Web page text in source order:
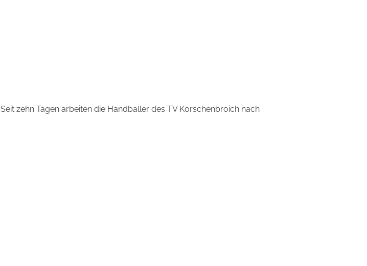
Seit zehn Tagen arbeiten die Handballer des TV Korschenbroich nach